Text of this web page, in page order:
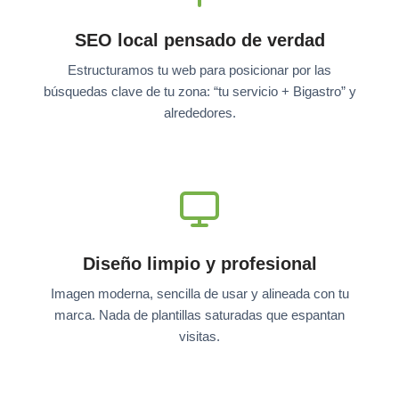
SEO local pensado de verdad
Estructuramos tu web para posicionar por las
búsquedas clave de tu zona: “tu servicio + Bigastro” y
alrededores.
Diseño limpio y profesional
Imagen moderna, sencilla de usar y alineada con tu
marca. Nada de plantillas saturadas que espantan
visitas.